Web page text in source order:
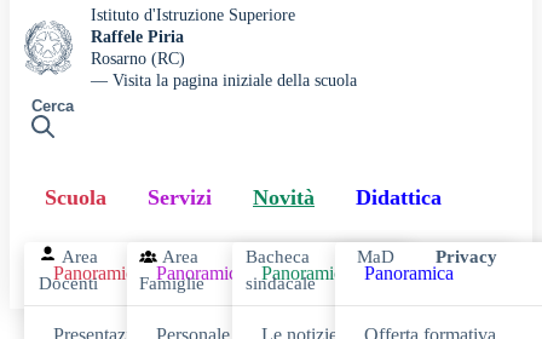
Istituto d'Istruzione Superiore
Raffele Piria
Rosarno (RC)
— Visita la pagina iniziale della scuola
Cerca
Scuola
Panoramica
Presentazione
Servizi
Panoramica
Personale scolastico
Novità
Panoramica
Le notizie
Didattica
Panoramica
Offerta formativa
Area
Docenti
Area
Famiglie
Bacheca
sindacale
MaD Privacy